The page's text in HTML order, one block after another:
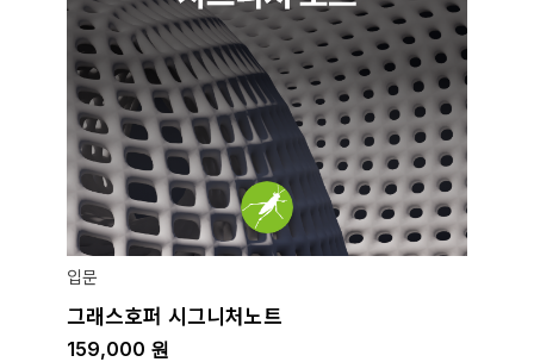
입문
그래스호퍼 시그니처노트
159,000 원